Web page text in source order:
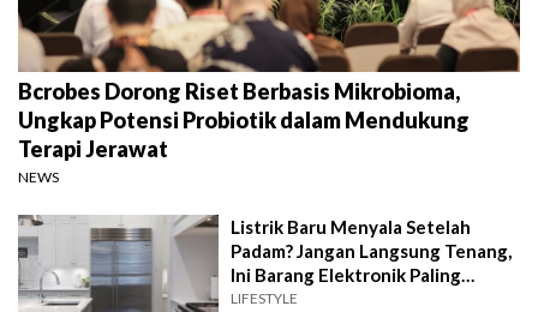
Bcrobes Dorong Riset Berbasis Mikrobioma,
Ungkap Potensi Probiotik dalam Mendukung
Terapi Jerawat
NEWS
Listrik Baru Menyala Setelah
Padam? Jangan Langsung Tenang,
Ini Barang Elektronik Paling
Rawan Rusak
LIFESTYLE